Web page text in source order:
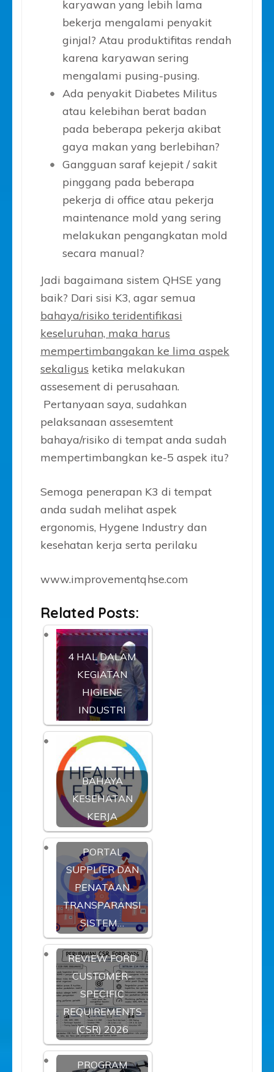
karyawan yang lebih lama
bekerja mengalami penyakit
ginjal? Atau produktifitas rendah
karena karyawan sering
mengalami pusing-pusing.
Ada penyakit Diabetes Militus
atau kelebihan berat badan
pada beberapa pekerja akibat
gaya makan yang berlebihan?
Gangguan saraf kejepit / sakit
pinggang pada beberapa
pekerja di office atau pekerja
maintenance mold yang sering
melakukan pengangkatan mold
secara manual?
Jadi bagaimana sistem QHSE yang
baik? Dari sisi K3, agar semua
bahaya/risiko teridentifikasi
keseluruhan, maka harus
mempertimbangakan ke lima aspek
sekaligus ketika melakukan
assesement di perusahaan.
Pertanyaan saya, sudahkan
pelaksanaan assesemtent
bahaya/risiko di tempat anda sudah
mempertimbangkan ke-5 aspek itu?
Semoga penerapan K3 di tempat
anda sudah melihat aspek
ergonomis, Hygene Industry dan
kesehatan kerja serta perilaku
www.improvementqhse.com
Related Posts:
4 HAL DALAM
KEGIATAN
HIGIENE
INDUSTRI
BAHAYA
KESEHATAN
KERJA
PORTAL
SUPPLIER DAN
PENATAAN
TRANSPARANSI
SISTEM…
REVIEW FORD
CUSTOMER-
SPECIFIC
REQUIREMENTS
(CSR) 2026
PROGRAM